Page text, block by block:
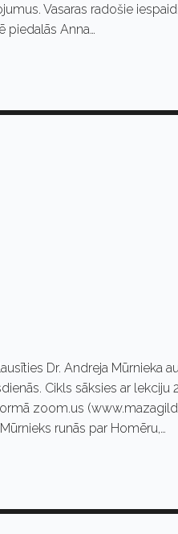
Vasaras radošie
piedalās Anna…
Dr. Andreja Mūrnieka
Cikls sāksies ar lekciju
zoom.us
runās par Homēru,…